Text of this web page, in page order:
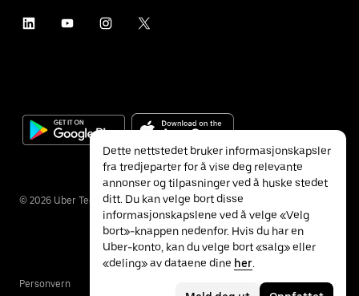
© 2026 Uber Technologies Inc.
Personvern
Dette nettstedet bruker informasjonskapsler
fra tredjeparter for å vise deg relevante
annonser og tilpasninger ved å huske stedet
ditt. Du kan velge bort disse
informasjonskapslene ved å velge «Velg
bort»-knappen nedenfor. Hvis du har en
Uber-konto, kan du velge bort «salg» eller
«deling» av dataene dine her.